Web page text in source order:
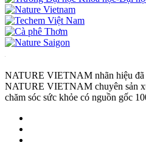
NATURE VIETNAM nhãn hiệu đã
NATURE VIETNAM chuyên sản
chăm sóc sức khỏe có nguồn gốc